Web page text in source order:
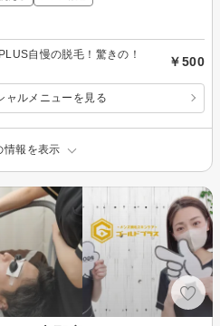
自慢の脱毛！驚きの！
￥500
ャルメニューを見る
情報を表示